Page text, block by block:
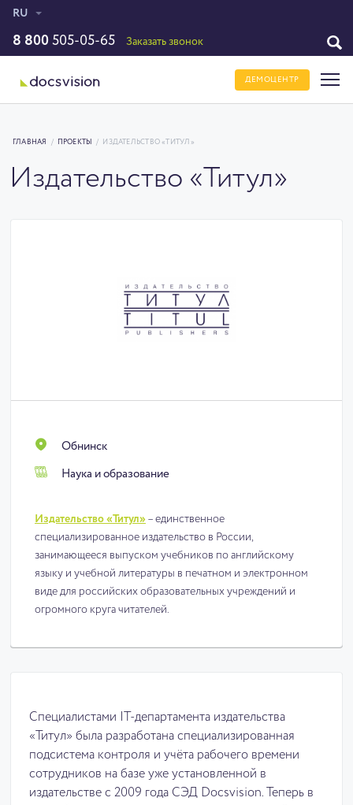
RU
8 800 505-05-65 Заказать звонок
ДЕМОЦЕНТР
ГЛАВНАЯ / ПРОЕКТЫ / ИЗДАТЕЛЬСТВО «ТИТУЛ»
Издательство «Титул»
Обнинск
Наука и образование
Издательство «Титул» – единственное
специализированное издательство в России,
занимающееся выпуском учебников по английскому
языку и учебной литературы в печатном и электронном
виде для российских образовательных учреждений и
огромного круга читателей.
Специалистами IT-департамента издательства
«Титул» была разработана специализированная
подсистема контроля и учёта рабочего времени
сотрудников на базе уже установленной в
издательстве с 2009 года СЭД Docsvision. Теперь в